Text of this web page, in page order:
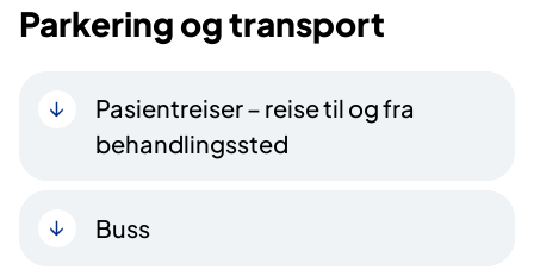
Parkering og transport
​Pasientreiser – reise til og fra
behandlingssted
Buss